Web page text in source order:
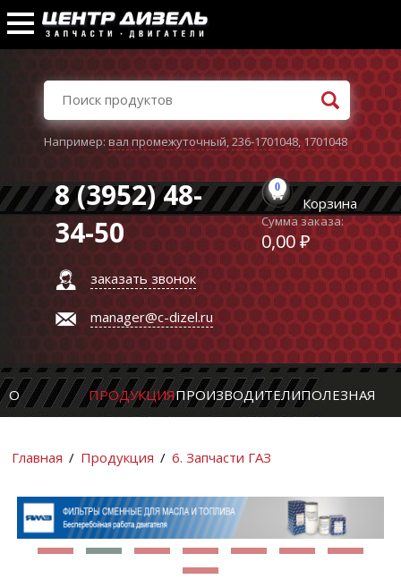
Например:вал промежуточный,236-1701048,1701048
8 (3952) 48-
34-50
заказать звонок
manager@c-dizel.ru
0
Корзина
Сумма заказа:
0,00 ₽
О ПРОДУКЦИЯПРОИЗВОДИТЕЛИПОЛЕЗНАЯ
Главная / Продукция / 6. Запчасти ГАЗ